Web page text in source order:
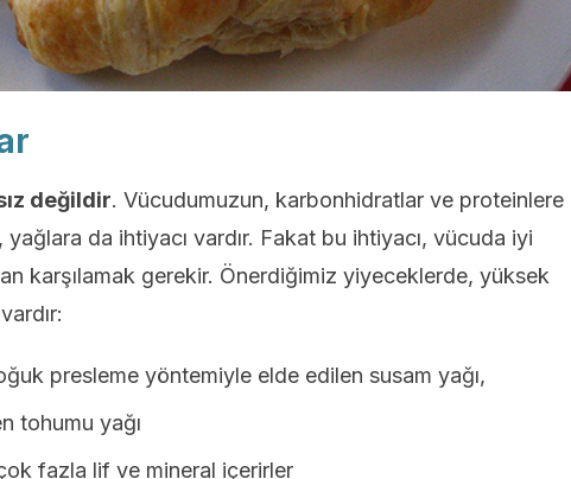
değildir. Vücudumuzun, karbonhidratlar ve proteinlere
da ihtiyacı vardır. Fakat bu ihtiyacı, vücuda iyi
karşılamak gerekir. Önerdiğimiz yiyeceklerde, yüksek
presleme yöntemiyle elde edilen susam yağı,
tohumu yağı
fazla lif ve mineral içerirler